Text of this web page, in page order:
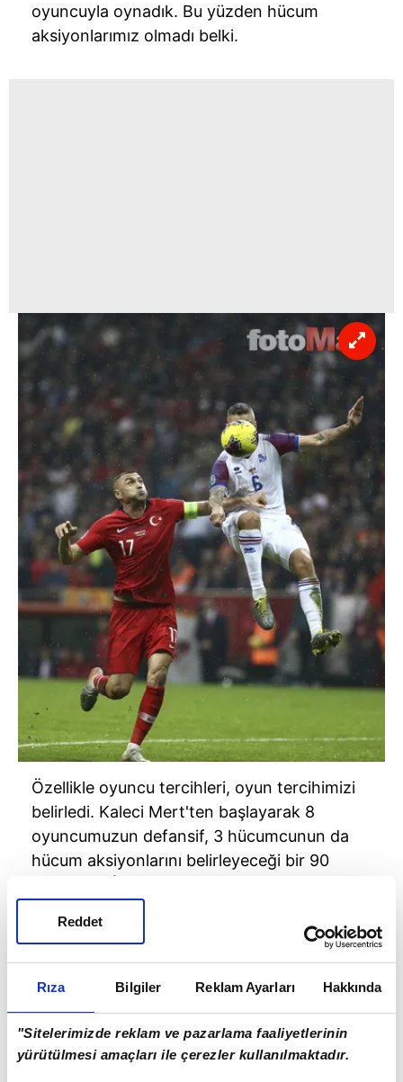
Rıza Bilgiler Reklam Ayarları Hakkında
"Sitelerimizde reklam ve pazarlama faaliyetlerinin
yürütülmesi amaçları ile çerezler kullanılmaktadır.
Reddet
oyuncuyla oynadık. Bu yüzden hücum
aksiyonlarımız olmadı belki.
Özellikle oyuncu tercihleri, oyun tercihimizi
belirledi. Kaleci Mert'ten başlayarak 8
oyuncumuzun defansif, 3 hücumcunun da
hücum aksiyonlarını belirleyeceği bir 90
topla değil koşuyla ve fiziksel olarak yapan
bir takıma karşı böyle bir kadro tercihi